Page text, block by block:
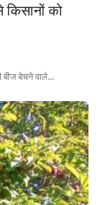
को
बीज बेचने वाले...